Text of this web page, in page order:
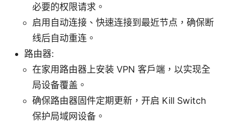
必要的权限请求。
启用自动连接、快速连接到最近节点，确保断
线后自动重连。
路由器:
在家用路由器上安装 VPN 客户端，以实现全
局设备覆盖。
确保路由器固件定期更新，开启 Kill Switch
保护局域网设备。